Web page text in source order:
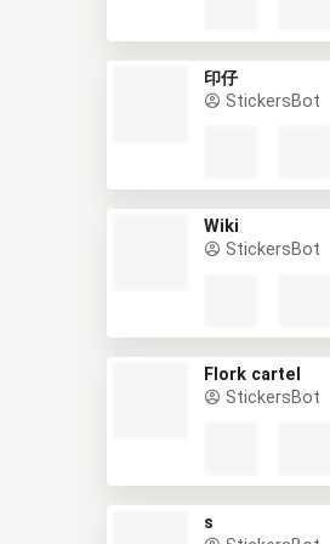
印仔
StickersBot
Wiki
StickersBot
Flork cartel
StickersBot
s